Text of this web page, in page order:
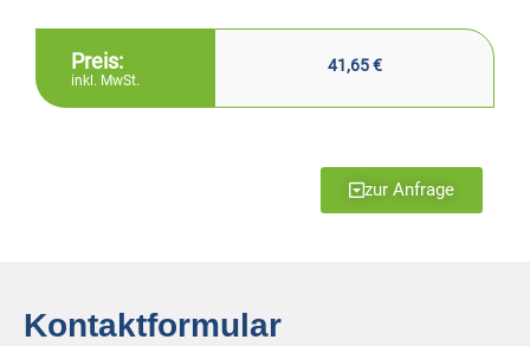
Preis:
inkl. MwSt.
41,65€
zur Anfrage
Kontaktformular